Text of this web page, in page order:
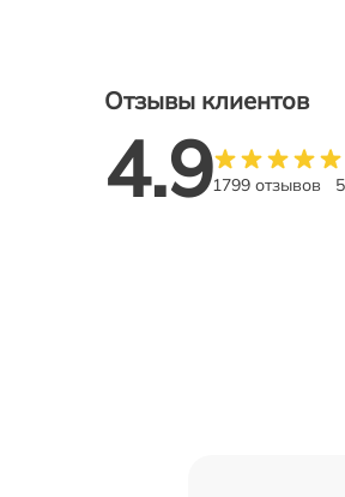
Отзывы клиентов
4.91799 отзывов